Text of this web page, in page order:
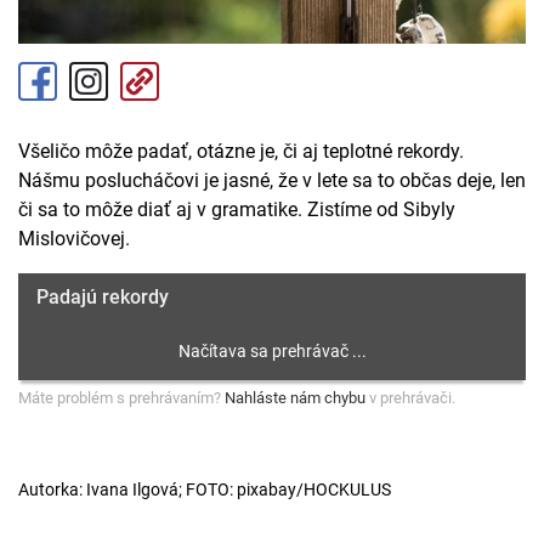
Všeličo môže padať, otázne je, či aj teplotné rekordy.
Nášmu poslucháčovi je jasné, že v lete sa to občas deje, len
či sa to môže diať aj v gramatike. Zistíme od Sibyly
Mislovičovej.
Padajú rekordy
Máte problém s prehrávaním? Nahláste nám chybu v prehrávači.
Autorka: Ivana Ilgová; FOTO: pixabay/HOCKULUS